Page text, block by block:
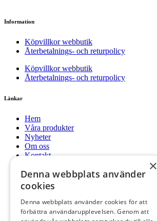
Information
Köpvillkor webbutik
Återbetalnings- och returpolicy
Köpvillkor webbutik
Återbetalnings- och returpolicy
Länkar
Hem
Våra produkter
Nyheter
Om oss
Kontakt
Hem
Våra produkter
Nyheter
Om oss
Kontakt
×
Denna webbplats använder
cookies
Denna webbplats använder cookies för att
förbättra användarupplevelsen. Genom att